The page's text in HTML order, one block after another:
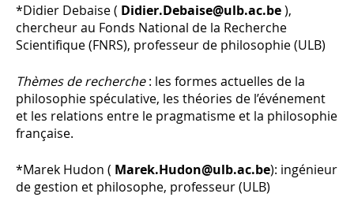
*Didier Debaise ( Didier.Debaise@ulb.ac.be),
chercheur au Fonds National de la Recherche
Scientifique (FNRS), professeur de philosophie (ULB)
Thèmes de recherche: les formes actuelles de la
philosophie spéculative, les théories de l’événement
et les relations entre le pragmatisme et la philosophie
française.
*Marek Hudon ( Marek.Hudon@ulb.ac.be): ingénieur
de gestion et philosophe, professeur (ULB)